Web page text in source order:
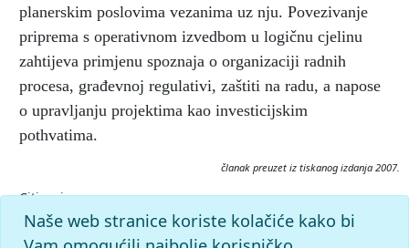
planerskim poslovima vezanima uz nju. Povezivanje
priprema s operativnom izvedbom u logičnu cjelinu
zahtijeva primjenu spoznaja o organizaciji radnih
procesa, građevnoj regulativi, zaštiti na radu, a napose
o upravljanju projektima kao investicijskim
pothvatima.
članak preuzet iz tiskanog izdanja 2007.
Citiranje:
organizacija gradnje.Tehnički leksikon (2007), mrežno izdanje.
Leksikografski zavod Miroslav Krleža, 2026. Pristupljeno
Naše web stranice koriste kolačiće kako bi